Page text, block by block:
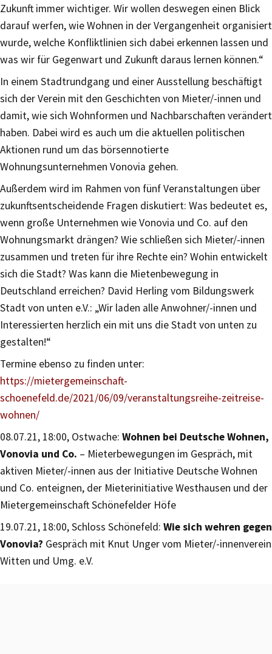
Zukunft immer wichtiger. Wir wollen deswegen einen Blick
darauf werfen, wie Wohnen in der Vergangenheit organisiert
wurde, welche Konfliktlinien sich dabei erkennen lassen und
was wir für Gegenwart und Zukunft daraus lernen können.“
In einem Stadtrundgang und einer Ausstellung beschäftigt
sich der Verein mit den Geschichten von Mieter/-innen und
damit, wie sich Wohnformen und Nachbarschaften verändert
haben. Dabei wird es auch um die aktuellen politischen
Aktionen rund um das börsennotierte
Wohnungsunternehmen Vonovia gehen.
Außerdem wird im Rahmen von fünf Veranstaltungen über
zukunftsentscheidende Fragen diskutiert: Was bedeutet es,
wenn große Unternehmen wie Vonovia und Co. auf den
Wohnungsmarkt drängen? Wie schließen sich Mieter/-innen
zusammen und treten für ihre Rechte ein? Wohin entwickelt
sich die Stadt? Was kann die Mietenbewegung in
Deutschland erreichen? David Herling vom Bildungswerk
Stadt von unten e.V.: „Wir laden alle Anwohner/-innen und
Interessierten herzlich ein mit uns die Stadt von unten zu
gestalten!“
Termine ebenso zu finden unter:
https://mietergemeinschaft-
schoenefeld.de/2021/06/09/veranstaltungsreihe-zeitreise-
wohnen/
08.07.21, 18:00, Ostwache: Wohnen bei Deutsche Wohnen,
Vonovia und Co. – Mieterbewegungen im Gespräch, mit
aktiven Mieter/-innen aus der Initiative Deutsche Wohnen
und Co. enteignen, der Mieterinitiative Westhausen und der
Mietergemeinschaft Schönefelder Höfe
19.07.21, 18:00, Schloss Schönefeld: Wie sich wehren gegen
Vonovia? Gespräch mit Knut Unger vom Mieter/-innenverein
Witten und Umg. e.V.